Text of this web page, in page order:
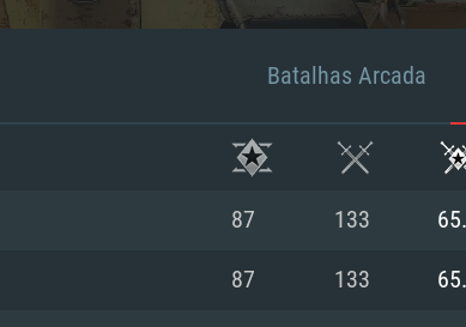
Batalhas Arcada
87 133
87 133